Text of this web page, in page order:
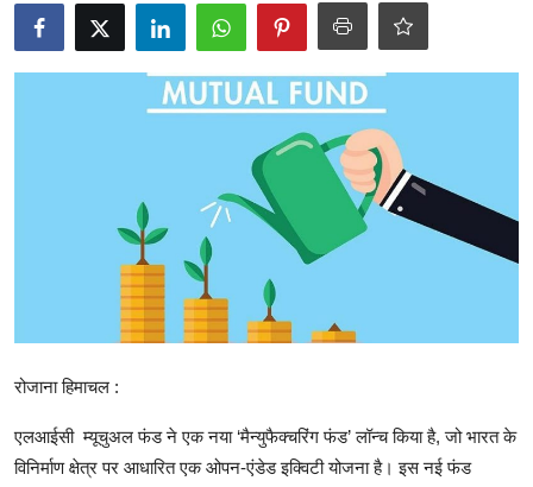
Business
खेल
रोजाना हिमाचल :
एलआईसी म्यूचुअल फंड ने एक नया ‘मैन्युफैक्चरिंग फंड’ लॉन्च किया है, जो भारत के
विनिर्माण क्षेत्र पर आधारित एक ओपन-एंडेड इक्विटी योजना है। इस नई फंड